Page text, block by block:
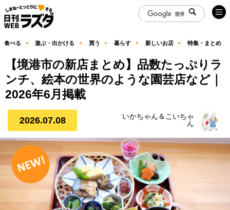
食べる 遊ぶ・出かける 買う 暮らす 新しいお店 特集・まとめ
【境港市の新店まとめ】品数たっぷりラ
ンチ、絵本の世界のような園芸店など｜
2026年6月掲載
2026.07.08
いかちゃん＆こいちゃ
ん